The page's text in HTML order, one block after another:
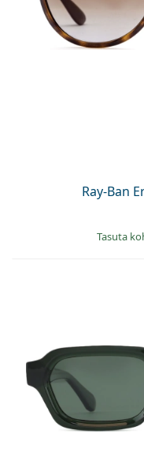
Ray-Ban
Tasuta